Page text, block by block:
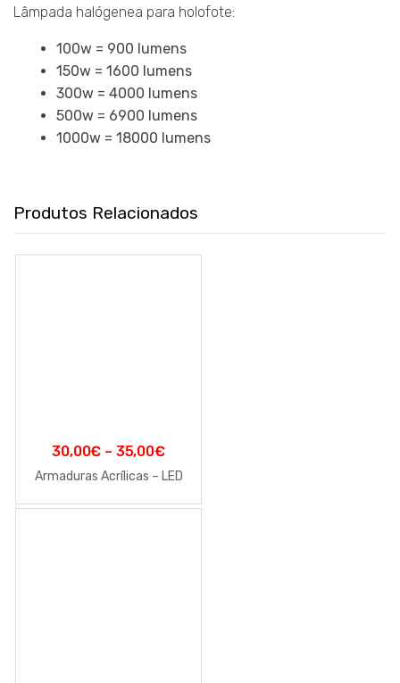
Lâmpada halógenea para holofote:
100w = 900 lumens
150w = 1600 lumens
300w = 4000 lumens
500w = 6900 lumens
1000w = 18000 lumens
Produtos Relacionados
30,00€ – 35,00€
Armaduras Acrílicas – LED